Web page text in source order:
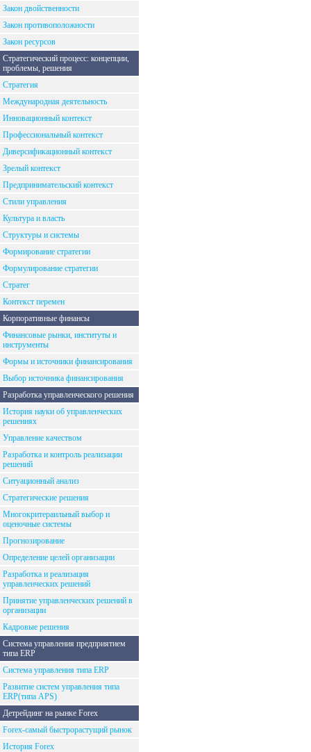
Закон двойственности
Закон противоположности
Закон ресурсов
Стратегический процесс: концепции,
проблемы, решения
Стратегия
Международная деятельность
Инновационный контекст
Профессиональный контекст
Диверсификационный контекст
Зрелый контекст
Предпринимательский контекст
Стили управления
Культура и власть
Структуры и системы
Формирование стратегии
Формулирование стратегии
Стратег
Контекст перемен
Корпоративные финансы
Финансовые рынки, институты и
инструменты
Формы и источники финансирования
Выбор источника финансирования
Разработка управленческого решения
История науки об управленческих
решениях
Управление качеством
Разработка и контроль реализации
решений
Ситуационный анализ
Стратегические решения
Многокритераильный выбор и
оценочные системы
Прогнозирование
Определение целей организации
Разработка и реализация
управленческих решений
Принятие управленческих решений в
организации
Кадровые решения
Система управления предприятием
типа ERP
Система управления типа ERP
Развитие систем управления типа
ERP(типа APS)
Детрейдинг на рынке Forex
Forex-самый быстрорастущий рынок
История Forex